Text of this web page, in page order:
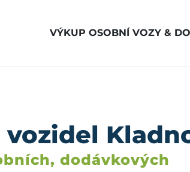
VÝKUP OSOBNÍ VOZY &
dodávkových